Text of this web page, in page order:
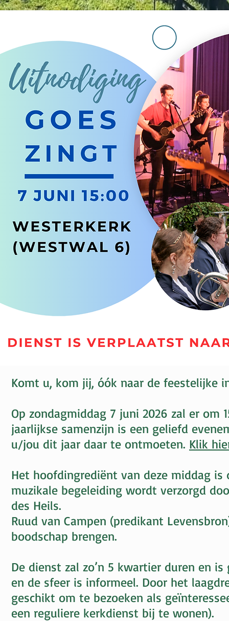
Komt u, kom jij, óók naar de feestelijke
Op zondagmiddag 7 juni 2026 zal er om
jaarlijkse samenzijn is een geliefd
u/jou dit jaar daar te ontmoeten. Klik
Het hoofdingrediënt van deze middag is
muzikale begeleiding wordt verzorgd
des Heils.
Ruud van Campen (predikant
boodschap brengen.
De dienst zal zo’n 5 kwartier duren en
en de sfeer is informeel. Door het
geschikt om te bezoeken als
een reguliere kerkdienst bij te wonen).